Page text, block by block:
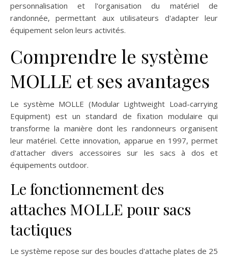
personnalisation et l'organisation du matériel de
randonnée, permettant aux utilisateurs d'adapter leur
équipement selon leurs activités.
Comprendre le système
MOLLE et ses avantages
Le système MOLLE (Modular Lightweight Load-carrying
Equipment) est un standard de fixation modulaire qui
transforme la manière dont les randonneurs organisent
leur matériel. Cette innovation, apparue en 1997, permet
d'attacher divers accessoires sur les sacs à dos et
équipements outdoor.
Le fonctionnement des
attaches MOLLE pour sacs
tactiques
Le système repose sur des boucles d'attache plates de 25